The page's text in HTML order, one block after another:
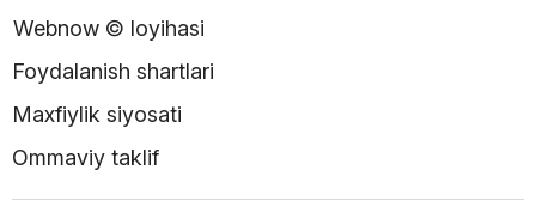
Webnow © loyihasi
Foydalanish shartlari
Maxfiylik siyosati
Ommaviy taklif